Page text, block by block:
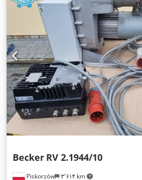
Piskorzów ۳٬۶۱۴ km
Becker RV 2.1944/10